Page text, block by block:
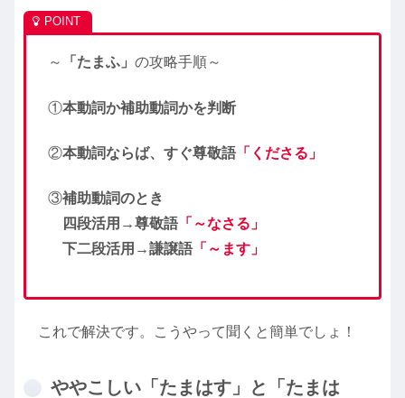
～ 「たまふ」 の攻略手順～
①本動詞か補助動詞かを判断
②本動詞ならば、すぐ尊敬語「くださる」
③補助動詞のとき
四段活用→尊敬語「～なさる」
下二段活用→謙譲語「～ます」
これで解決です。こうやって聞くと簡単でしょ！
ややこしい「たまはす」と「たまは